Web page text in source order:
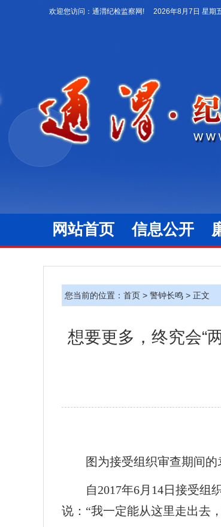
欢迎您访问：通渭纪检监察网! 2026年8月7日 星期
网站首页 信息公开
您当前的位置： 首页 > 警钟长鸣 > 正文
想要更多，终究会“
图为接受组织审查期间的
自2017年6月14日接受
说：“我一定能从这里走出去